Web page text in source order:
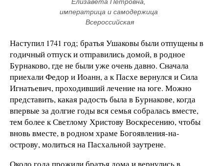
императрица и самодержица
Всероссийская
Наступил 1741 год; братья Ушаковы были отпущены в
годичный отпуск и отправились домой, в родное
Бурнаково, где не были уже очень давно. Сначала
приехали Федор и Иоанн, а к Пасхе вернулся и Сила
Игнатьевич, проходивший лечение на юге. Можно
представить, какая радость была в Бурнакове, когда
впервые за долгие годы вся семья собралась вместе,
тем более к Светлому Христову Воскресению, чтобы
вновь вместе, в родном храме Богоявления-на-
острову, молиться на Пасхальной заутрене.
Около года прожили братья дома и вернулись в